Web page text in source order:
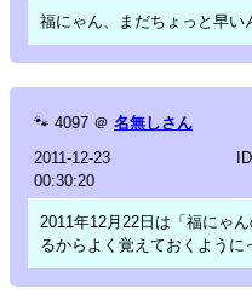
福にゃん、まだちょっと早い
🐾 4097 ＠ 名無しさん
2011-12-23
00:30:20
2011年12月22日は「福にゃ
るからよく覚えておくように